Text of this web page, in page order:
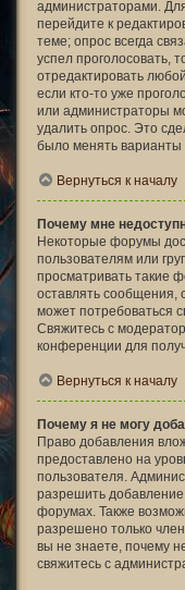
администраторами.
перейдите к
теме; опрос всегда
успел проголосовать,
отредактировать
если кто-то уже
или администраторы
удалить опрос. Это
было менять варианты
Вернуться к началу
Почему мне
Некоторые форумы
пользователям или
просматривать такие
оставлять сообщения,
может потребоваться
Свяжитесь с
конференции для
Вернуться к началу
Почему я не могу
Право добавления
предоставлено на
пользователя.
разрешить
форумах. Также
разрешено только
вы не знаете, почему
свяжитесь с